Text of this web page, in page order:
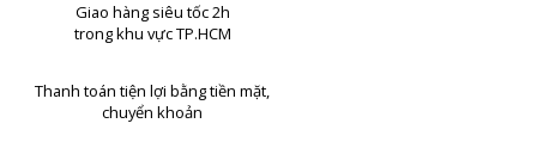
Giao hàng siêu tốc 2h
trong khu vực TP.HCM
Thanh toán tiện lợi bằng tiền mặt,
chuyển khoản